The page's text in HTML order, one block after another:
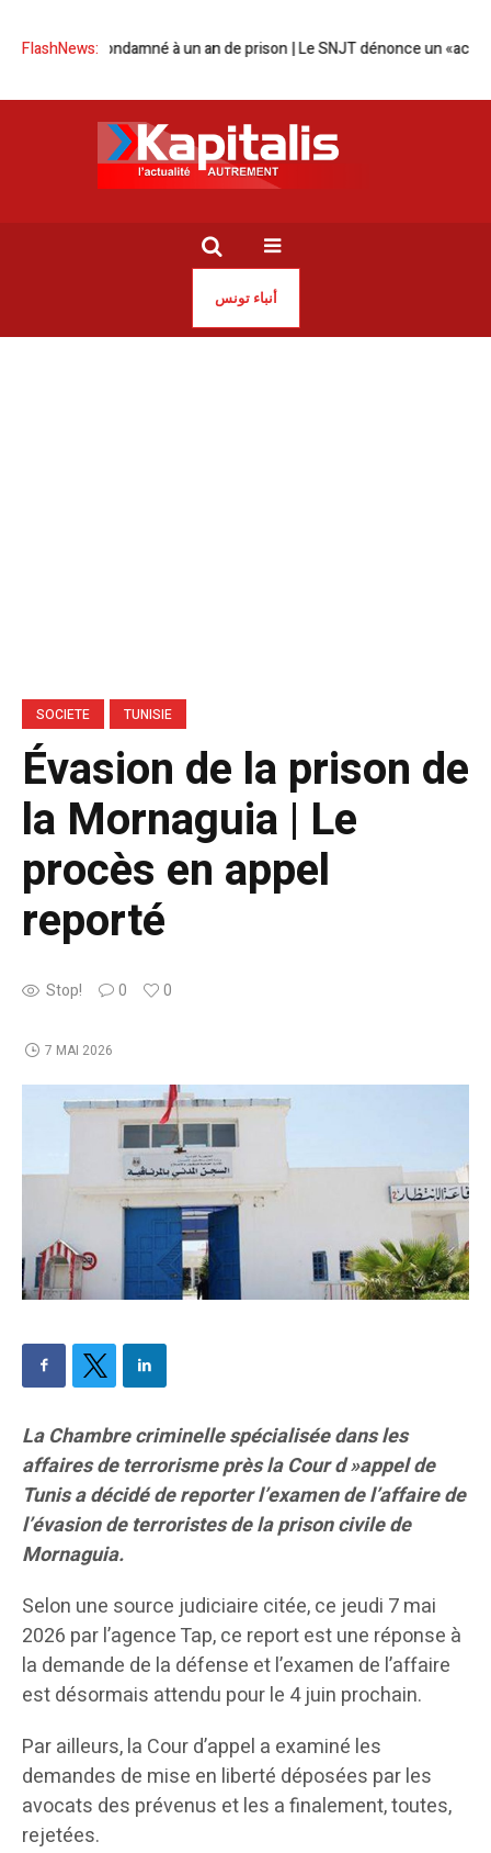
FlashNews:
Heni condamné à un an de prison | Le SNJT dénonce un
أنباء تونس
SOCIETE TUNISIE
Évasion de la prison de
la Mornaguia | Le
procès en appel
reporté
Stop! 0 0
7 MAI 2026
La Chambre criminelle spécialisée dans les
affaires de terrorisme près la Cour d »appel de
Tunis a décidé de reporter l’examen de l’affaire de
l’évasion de terroristes de la prison civile de
Mornaguia.
Selon une source judiciaire citée, ce jeudi 7 mai
2026 par l’agence Tap, ce report est une réponse à
la demande de la défense et l’examen de l’affaire
est désormais attendu pour le 4 juin prochain.
Par ailleurs, la Cour d’appel a examiné les
demandes de mise en liberté déposées par les
avocats des prévenus et les a finalement, toutes,
rejetées.